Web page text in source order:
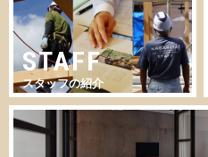
STAFF
スタッフの紹介